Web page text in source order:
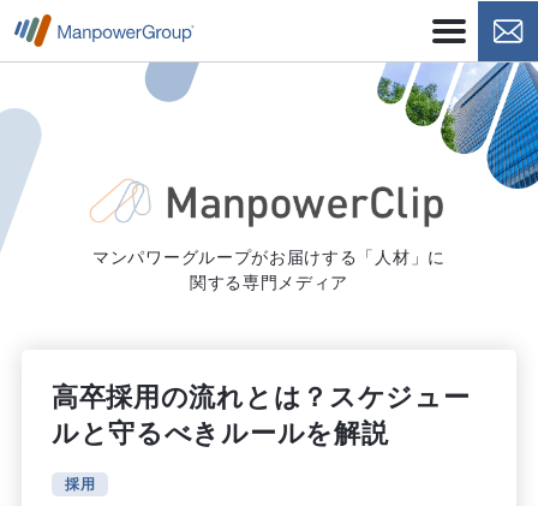
マンパワーグループがお届けする「人材」に
関する専門メディア
高卒採用の流れとは？スケジュー
ルと守るべきルールを解説
採用